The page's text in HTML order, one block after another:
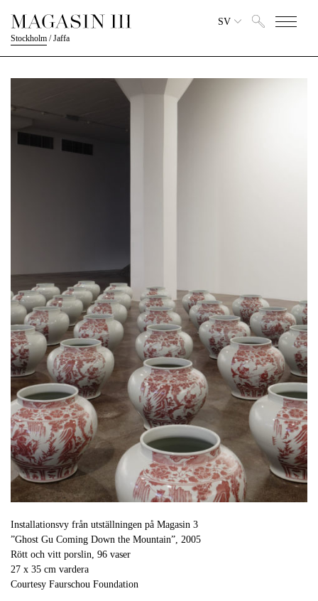
Stockholm /Jaffa
SV
Installationsvy från utställningen på Magasin 3
”Ghost Gu Coming Down the Mountain”, 2005
Rött och vitt porslin, 96 vaser
27 x 35 cm vardera
Courtesy Faurschou Foundation